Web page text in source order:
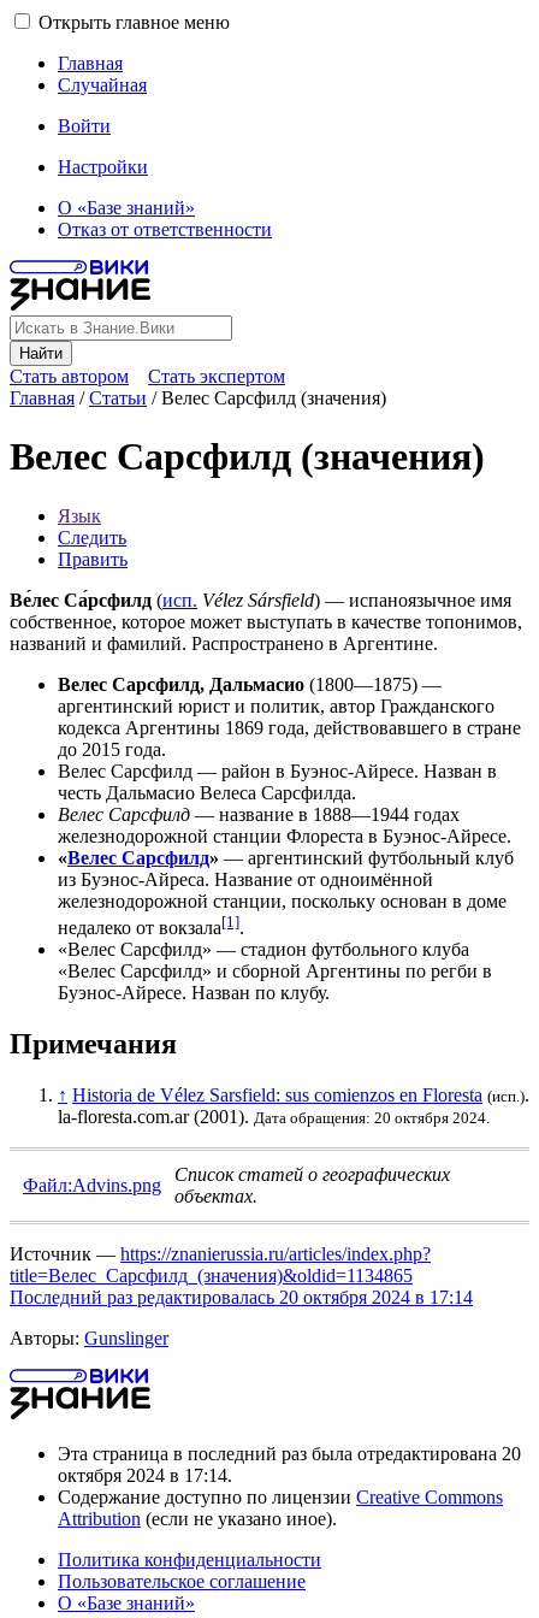
Открыть главное меню
Главная
Случайная
Войти
Настройки
О «Базе знаний»
Отказ от ответственности
Найти
Стать автором
Стать экспертом
Главная /Статьи /Велес Сарсфилд (значения)
Велес Сарсфилд (значения)
Язык
Следить
Править
Ве́лес Са́рсфилд (исп. Vélez Sársfield) — испаноязычное имя
собственное, которое может выступать в качестве топонимов,
названий и фамилий. Распространено в Аргентине.
Велес Сарсфилд, Дальмасио (1800—1875) —
аргентинский юрист и политик, автор Гражданского
кодекса Аргентины 1869 года, действовавшего в стране
до 2015 года.
Велес Сарсфилд — район в Буэнос-Айресе. Назван в
честь Дальмасио Велеса Сарсфилда.
Велес Сарсфилд — название в 1888—1944 годах
железнодорожной станции Флореста в Буэнос-Айресе.
«Велес Сарсфилд» — аргентинский футбольный клуб
из Буэнос-Айреса. Название от одноимённой
железнодорожной станции, поскольку основан в доме
недалеко от вокзала[1].
«Велес Сарсфилд» — стадион футбольного клуба
«Велес Сарсфилд» и сборной Аргентины по регби в
Буэнос-Айресе. Назван по клубу.
Примечания
↑ Historia de Vélez Sarsfield: sus comienzos en Floresta (исп.).
la-floresta.com.ar (2001). Дата обращения: 20 октября 2024.
Файл:Advins.png
Список статей о географических
объектах.
Источник — https://znanierussia.ru/articles/index.php?
title=Велес_Сарсфилд_(значения)&oldid=1134865
Последний раз редактировалась 20 октября 2024 в 17:14
Авторы: Gunslinger
Эта страница в последний раз была отредактирована 20
октября 2024 в 17:14.
Содержание доступно по лицензии Creative Commons
Attribution (если не указано иное).
Политика конфиденциальности
Пользовательское соглашение
О «Базе знаний»